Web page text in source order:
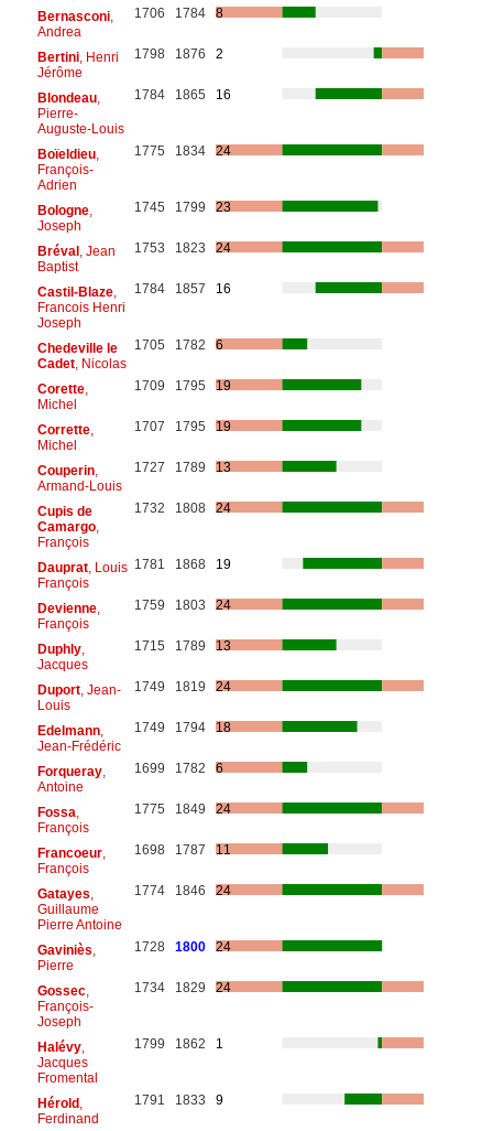
Bernasconi,
Andrea
1706 1784 8
Bertini, Henri
Jérôme
1798 1876 2
Blondeau,
Pierre-
Auguste-Louis
1784 1865 16
Boïeldieu,
François-
Adrien
1775 1834 24
Bologne,
Joseph
1745 1799 23
Bréval, Jean
Baptist
1753 1823 24
Castil-Blaze,
Francois Henri
Joseph
1784 1857 16
Chedeville le
Cadet, Nicolas
1705 1782 6
Corette,
Michel
1709 1795 19
Corrette,
Michel
1707 1795 19
Couperin,
Armand-Louis
1727 1789 13
Cupis de
Camargo,
François
1732 1808 24
Dauprat, Louis
François
1781 1868 19
Devienne,
François
1759 1803 24
Duphly,
Jacques
1715 1789 13
Duport, Jean-
Louis
1749 1819 24
Edelmann,
Jean-Frédéric
1749 1794 18
Forqueray,
Antoine
1699 1782 6
Fossa
François
1775 1849 24
Francoeur,
François
1698 1787 11
Gatayes
Guillaume
Pierre Antoine
1774 1846 24
Gaviniès
Pierre
1728 1800 24
Gossec,
François-
Joseph
1734 1829 24
Halévy,
Jacques
Fromental
1799 1862 1
Hérold,
Ferdinand
1791 1833 9